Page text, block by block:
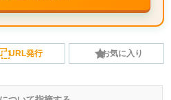
URL発行 お気に入り